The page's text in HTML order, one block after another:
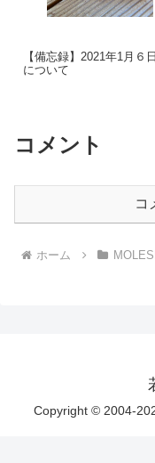
【備忘録】2021年1月
について
コメント
コ
ホーム
Copyright © 2004-